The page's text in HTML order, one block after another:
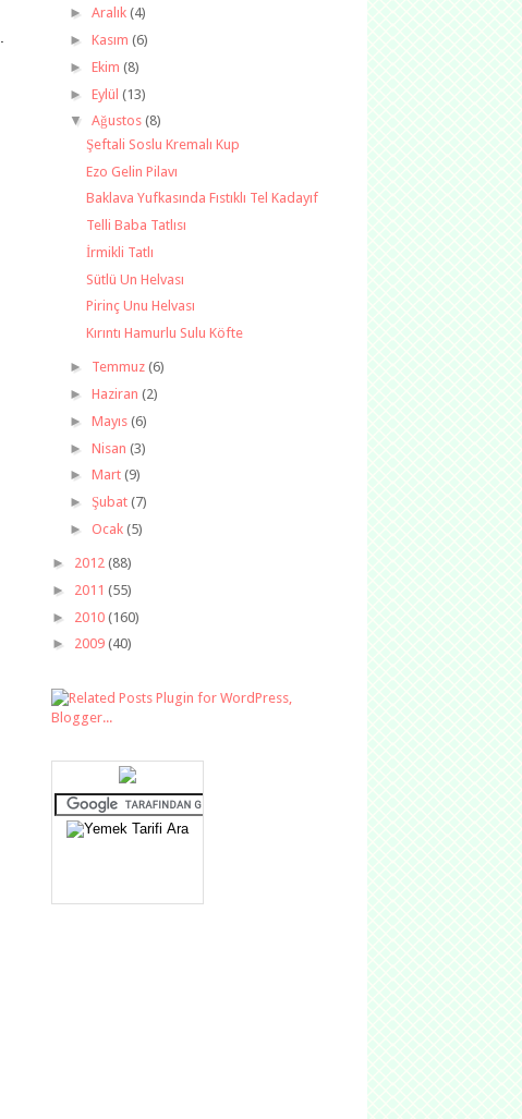
► Aralık (4)
► Kasım (6)
► Ekim (8)
► Eylül (13)
▼ Ağustos (8)
Şeftali Soslu Kremalı Kup
Ezo Gelin Pilavı
Baklava Yufkasında Fıstıklı Tel Kadayıf
Telli Baba Tatlısı
İrmikli Tatlı
Sütlü Un Helvası
Pirinç Unu Helvası
Kırıntı Hamurlu Sulu Köfte
► Temmuz (6)
► Haziran (2)
► Mayıs (6)
► Nisan (3)
► Mart (9)
► Şubat (7)
► Ocak (5)
► 2012 (88)
► 2011 (55)
► 2010 (160)
► 2009 (40)